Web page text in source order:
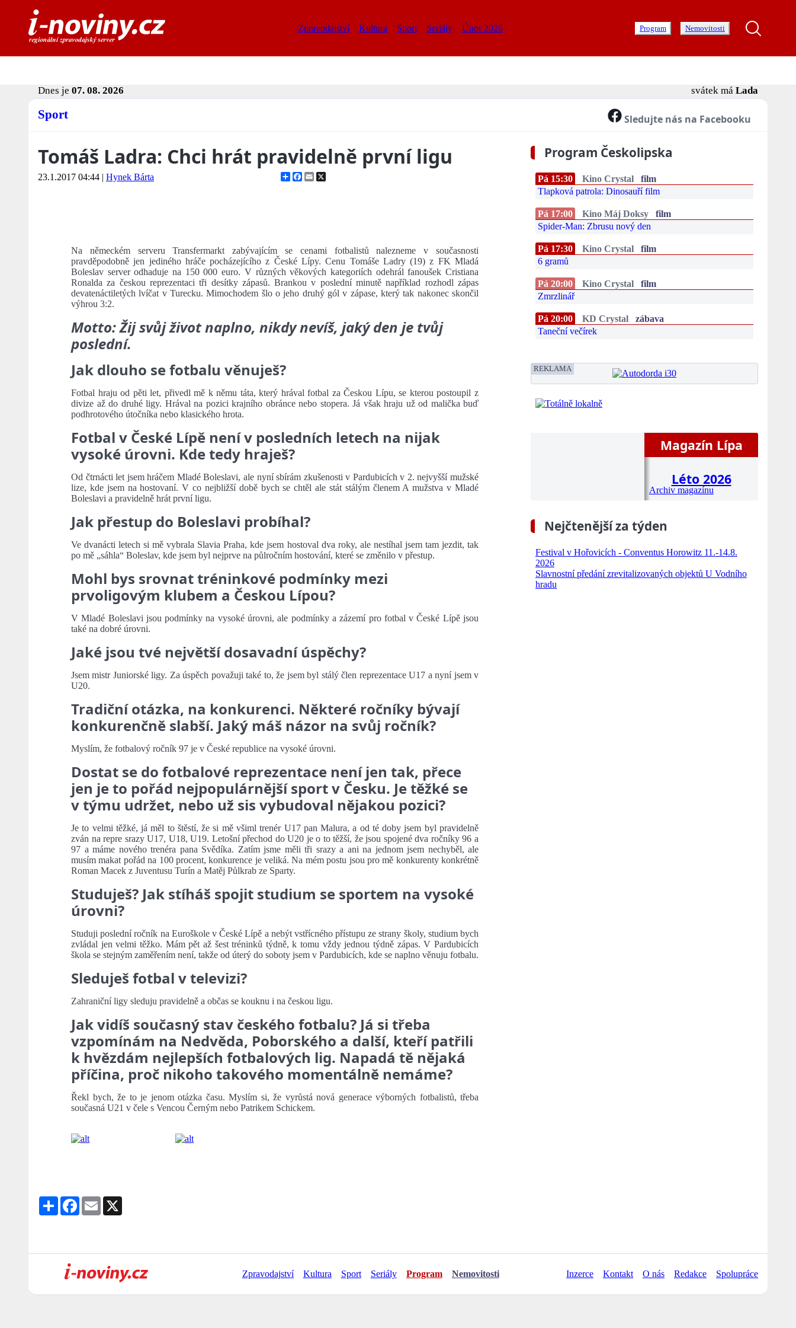
Zpravodajství Kultura Sport Seriály Únor 2026 Program Nemovitosti
Dnes je 07. 08. 2026 svátek má Lada
Sport Sledujte nás na Facebooku
Tomáš Ladra: Chci hrát pravidelně první ligu
23.1.2017 04:44 | Hynek Bárta ShareFacebook
Email
Na německém serveru Transfermarkt zabývajícím se cenami fotbalistů nalezneme v současnosti
pravděpodobně jen jediného hráče pocházejícího z České Lípy. Cenu Tomáše Ladry (19) z FK Mladá
Boleslav server odhaduje na 150 000 euro. V různých věkových kategoriích odehrál fanoušek Cristiana
Ronalda za českou reprezentaci tři desítky zápasů. Brankou v poslední minutě například rozhodl zápas
devatenáctiletých lvíčat v Turecku. Mimochodem šlo o jeho druhý gól v zápase, který tak nakonec skončil
výhrou 3:2.
Motto: Žij svůj život naplno, nikdy nevíš, jaký den je tvůj
poslední.
Jak dlouho se fotbalu věnuješ?
Fotbal hraju od pěti let, přivedl mě k němu táta, který hrával fotbal za Českou Lípu, se kterou postoupil z
divize až do druhé ligy. Hrával na pozici krajního obránce nebo stopera. Já však hraju už od malička buď
podhrotového útočníka nebo klasického hrota.
Fotbal v České Lípě není v posledních letech na nijak
vysoké úrovni. Kde tedy hraješ?
Od čtrnácti let jsem hráčem Mladé Boleslavi, ale nyní sbírám zkušenosti v Pardubicích v 2. nejvyšší mužské
lize, kde jsem na hostovaní. V co nejbližší době bych se chtěl ale stát stálým členem A mužstva v Mladé
Boleslavi a pravidelně hrát první ligu.
Jak přestup do Boleslavi probíhal?
Ve dvanácti letech si mě vybrala Slavia Praha, kde jsem hostoval dva roky, ale nestíhal jsem tam jezdit, tak
po mě „sáhla“ Boleslav, kde jsem byl nejprve na půlročním hostování, které se změnilo v přestup.
Mohl bys srovnat tréninkové podmínky mezi
prvoligovým klubem a Českou Lípou?
V Mladé Boleslavi jsou podmínky na vysoké úrovni, ale podmínky a zázemí pro fotbal v České Lípě jsou
také na dobré úrovni.
Jaké jsou tvé největší dosavadní úspěchy?
Jsem mistr Juniorské ligy. Za úspěch považuji také to, že jsem byl stálý člen reprezentace U17 a nyní jsem v
U20.
Tradiční otázka, na konkurenci. Některé ročníky bývají
konkurenčně slabší. Jaký máš názor na svůj ročník?
Myslím, že fotbalový ročník 97 je v České republice na vysoké úrovni.
Dostat se do fotbalové reprezentace není jen tak, přece
jen je to pořád nejpopulárnější sport v Česku. Je těžké se
v týmu udržet, nebo už sis vybudoval nějakou pozici?
Je to velmi těžké, já měl to štěstí, že si mě všiml trenér U17 pan Malura, a od té doby jsem byl pravidelně
zván na repre srazy U17, U18, U19. Letošní přechod do U20 je o to těžší, že jsou spojené dva ročníky 96 a
97 a máme nového trenéra pana Svědíka. Zatím jsme měli tři srazy a ani na jednom jsem nechyběl, ale
musím makat pořád na 100 procent, konkurence je veliká. Na mém postu jsou pro mě konkurenty konkrétně
Roman Macek z Juventusu Turín a Matěj Půlkrab ze Sparty.
Studuješ? Jak stíháš spojit studium se sportem na vysoké
úrovni?
Studuji poslední ročník na Euroškole v České Lípě a nebýt vstřícného přístupu ze strany školy, studium bych
zvládal jen velmi těžko. Mám pět až šest tréninků týdně, k tomu vždy jednou týdně zápas. V Pardubicích
škola se stejným zaměřením není, takže od úterý do soboty jsem v Pardubicích, kde se naplno věnuju fotbalu.
Sleduješ fotbal v televizi?
Zahraniční ligy sleduju pravidelně a občas se kouknu i na českou ligu.
Jak vidíš současný stav českého fotbalu? Já si třeba
vzpomínám na Nedvěda, Poborského a další, kteří patřili
k hvězdám nejlepších fotbalových lig. Napadá tě nějaká
příčina, proč nikoho takového momentálně nemáme?
Řekl bych, že to je jenom otázka času. Myslím si, že vyrůstá nová generace výborných fotbalistů, třeba
současná U21 v čele s Vencou Černým nebo Patrikem Schickem.
Share Facebook
Email
Program Českolipska
Pá 15:30 Kino Crystal
film
Tlapková patrola: Dinosauří film
Pá 17:00 Kino Máj Doksy
film
Spider-Man: Zbrusu nový den
Pá 17:30 Kino Crystal
film
6 gramů
Pá 20:00 Kino Crystal
film
Zmrzlinář
Pá 20:00 KD Crystal
zábava
Taneční večírek
REKLAMA
Magazín Lípa
Léto 2026
Archiv magazínu
Nejčtenější za týden
Festival v Hořovicích - Conventus Horowitz 11.-14.8.
2026
Slavnostní předání zrevitalizovaných objektů U Vodního
hradu
Zpravodajství Kultura Sport Seriály Program Nemovitosti Inzerce Kontakt O nás Redakce Spolupráce